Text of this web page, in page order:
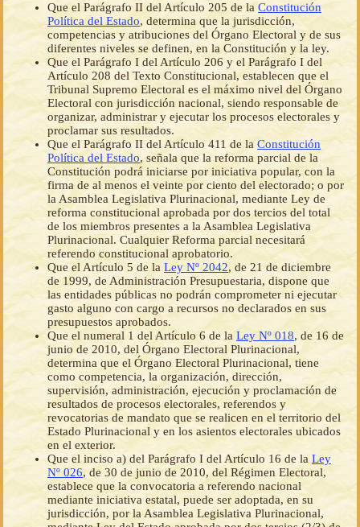
Que el Parágrafo II del Artículo 205 de la Constitución
Política del Estado, determina que la jurisdicción,
competencias y atribuciones del Órgano Electoral y de sus
diferentes niveles se definen, en la Constitución y la ley.
Que el Parágrafo I del Artículo 206 y el Parágrafo I del
Artículo 208 del Texto Constitucional, establecen que el
Tribunal Supremo Electoral es el máximo nivel del Órgano
Electoral con jurisdicción nacional, siendo responsable de
organizar, administrar y ejecutar los procesos electorales y
proclamar sus resultados.
Que el Parágrafo II del Artículo 411 de la Constitución
Política del Estado, señala que la reforma parcial de la
Constitución podrá iniciarse por iniciativa popular, con la
firma de al menos el veinte por ciento del electorado; o por
la Asamblea Legislativa Plurinacional, mediante Ley de
reforma constitucional aprobada por dos tercios del total
de los miembros presentes a la Asamblea Legislativa
Plurinacional. Cualquier Reforma parcial necesitará
referendo constitucional aprobatorio.
Que el Artículo 5 de la Ley Nº 2042, de 21 de diciembre
de 1999, de Administración Presupuestaria, dispone que
las entidades públicas no podrán comprometer ni ejecutar
gasto alguno con cargo a recursos no declarados en sus
presupuestos aprobados.
Que el numeral 1 del Artículo 6 de la Ley Nº 018, de 16 de
junio de 2010, del Órgano Electoral Plurinacional,
determina que el Órgano Electoral Plurinacional, tiene
como competencia, la organización, dirección,
supervisión, administración, ejecución y proclamación de
resultados de procesos electorales, referendos y
revocatorias de mandato que se realicen en el territorio del
Estado Plurinacional y en los asientos electorales ubicados
en el exterior.
Que el inciso a) del Parágrafo I del Artículo 16 de la Ley
Nº 026, de 30 de junio de 2010, del Régimen Electoral,
establece que la convocatoria a referendo nacional
mediante iniciativa estatal, puede ser adoptada, en su
jurisdicción, por la Asamblea Legislativa Plurinacional,